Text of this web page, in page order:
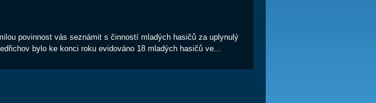
povinnost vás seznámit s činností mladých hasičů za uplynulý
bylo ke konci roku evidováno 18 mladých hasičů ve...